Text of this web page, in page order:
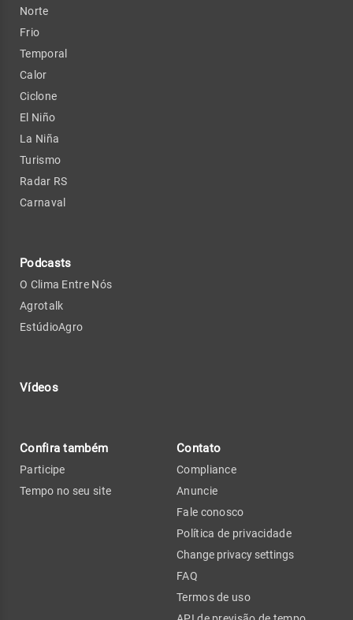
Norte
Frio
Temporal
Calor
Ciclone
El Niño
La Niña
Turismo
Radar RS
Carnaval
Podcasts
O Clima Entre Nós
Agrotalk
EstúdioAgro
Vídeos
Confira também
Participe
Tempo no seu site
Contato
Compliance
Anuncie
Fale conosco
Política de privacidade
Change privacy settings
FAQ
Termos de uso